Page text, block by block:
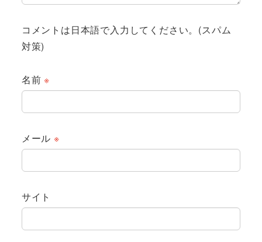
コメントは日本語で入力してください。(スパム
対策)
名前※
メール ※
サイト